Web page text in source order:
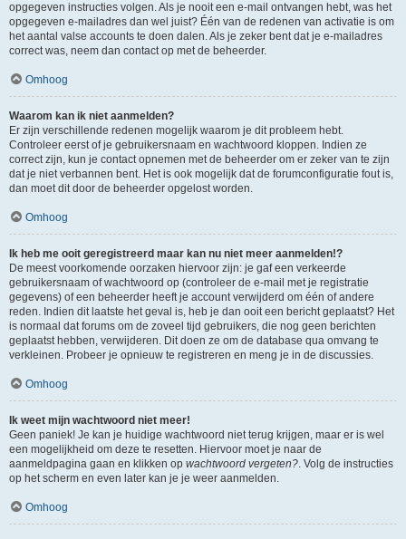
opgegeven instructies volgen. Als je nooit een e-mail ontvangen hebt, was het
opgegeven e-mailadres dan wel juist? Één van de redenen van activatie is om
het aantal valse accounts te doen dalen. Als je zeker bent dat je e-mailadres
correct was, neem dan contact op met de beheerder.
Omhoog
Waarom kan ik niet aanmelden?
Er zijn verschillende redenen mogelijk waarom je dit probleem hebt.
Controleer eerst of je gebruikersnaam en wachtwoord kloppen. Indien ze
correct zijn, kun je contact opnemen met de beheerder om er zeker van te zijn
dat je niet verbannen bent. Het is ook mogelijk dat de forumconfiguratie fout is,
dan moet dit door de beheerder opgelost worden.
Omhoog
Ik heb me ooit geregistreerd maar kan nu niet meer aanmelden!?
De meest voorkomende oorzaken hiervoor zijn: je gaf een verkeerde
gebruikersnaam of wachtwoord op (controleer de e-mail met je registratie
gegevens) of een beheerder heeft je account verwijderd om één of andere
reden. Indien dit laatste het geval is, heb je dan ooit een bericht geplaatst? Het
is normaal dat forums om de zoveel tijd gebruikers, die nog geen berichten
geplaatst hebben, verwijderen. Dit doen ze om de database qua omvang te
verkleinen. Probeer je opnieuw te registreren en meng je in de discussies.
Omhoog
Ik weet mijn wachtwoord niet meer!
Geen paniek! Je kan je huidige wachtwoord niet terug krijgen, maar er is wel
een mogelijkheid om deze te resetten. Hiervoor moet je naar de
aanmeldpagina gaan en klikken op wachtwoord vergeten?. Volg de instructies
op het scherm en even later kan je je weer aanmelden.
Omhoog